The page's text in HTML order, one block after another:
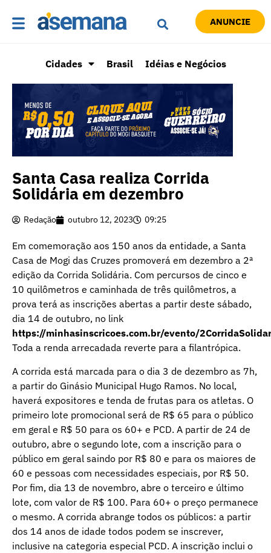
ANUNCIE
Cidades Brasil Idéias e Negócios
Santa Casa realiza Corrida
Solidária em dezembro
Redação outubro 12, 2023 09:25
Em comemoração aos 150 anos da entidade, a Santa
Casa de Mogi das Cruzes promoverá em dezembro a 2ª
edição da Corrida Solidária. Com percursos de cinco e
10 quilômetros e caminhada de três quilômetros, a
prova terá as inscrições abertas a partir deste sábado,
dia 14 de outubro, no link
https://minhasinscricoes.com.br/evento/
Toda a renda arrecadada reverte para a filantrópica.
A corrida está marcada para o dia 3 de dezembro as 7h,
a partir do Ginásio Municipal Hugo Ramos. No local,
haverá expositores e tenda de frutas para os atletas. O
primeiro lote promocional será de R$ 65 para o público
em geral e R$ 50 para os 60+ e PCD. A partir de 24 de
outubro, abre o segundo lote, com a inscrição para o
público em geral saindo por R$ 80 e para os maiores de
60 e pessoas com necessidades especiais, por R$ 50.
Por fim, dia 13 de novembro, abre o terceiro e último
lote, com valor de R$ 100. Para 60+ o preço permanece
o mesmo. A corrida abrange todos os públicos: a partir
dos 14 anos de idade todos podem se inscrever,
inclusive na categoria especial PCD. A inscrição inclui o